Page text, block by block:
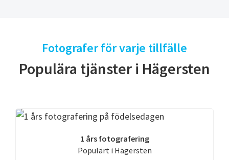
Fotografer för varje tillfälle
Populära tjänster i Hägersten
1 års fotografering
Populärt i Hägersten